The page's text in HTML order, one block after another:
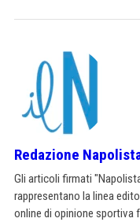
Redazione
Gli articoli firmati
rappresentano la linea
online di opinione sportiva